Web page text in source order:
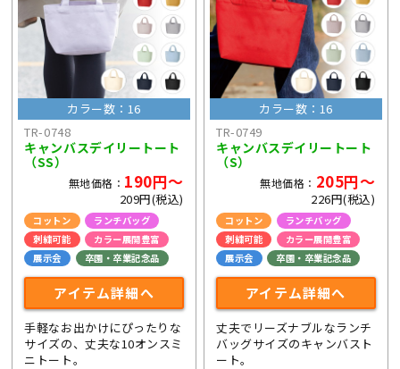
カラー数：16
TR-0748
キャンバスデイリートート
（SS）
無地価格： 190円～
209円(税込)
コットン
ランチバッグ
刺繍可能
カラー展開豊富
展示会
卒園・卒業記念品
アイテム詳細へ
手軽なお出かけにぴったりな
サイズの、丈夫な10オンスミ
ニトート。
カラー数：16
TR-0749
キャンバスデイリートート
（S）
無地価格： 205円～
226円(税込)
コットン
ランチバッグ
刺繍可能
カラー展開豊富
展示会
卒園・卒業記念品
アイテム詳細へ
丈夫でリーズナブルなランチ
バッグサイズのキャンバスト
ート。